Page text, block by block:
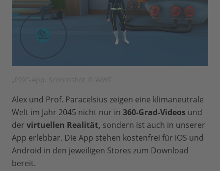
Alex und Prof. Paracelsius zeigen eine klimaneutrale
Welt im Jahr 2045 nicht nur in 360-Grad-Videos und
der virtuellen Realität, sondern ist auch in unserer
App erlebbar. Die App stehen kostenfrei für iOS und
Android in den jeweiligen Stores zum Download
bereit.